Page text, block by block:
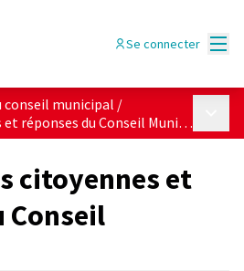
Se connecter
conseil municipal /
du Conseil Municipal
citoyennes et
Conseil